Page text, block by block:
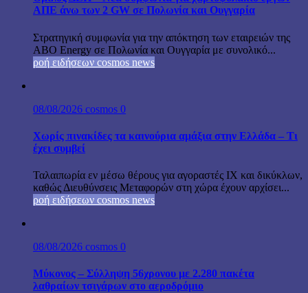
ΑΠΕ άνω των 2 GW σε Πολωνία και Ουγγαρία
Στρατηγική συμφωνία για την απόκτηση των εταιρειών της
ABO Energy σε Πολωνία και Ουγγαρία με συνολικό...
ροή ειδήσεων cosmos news
08/08/2026 cosmos 0
Χωρίς πινακίδες τα καινούρια αμάξια στην Ελλάδα – Τι
έχει συμβεί
Ταλαιπωρία εν μέσω θέρους για αγοραστές ΙΧ και δικύκλων,
καθώς Διευθύνσεις Μεταφορών στη χώρα έχουν αρχίσει...
ροή ειδήσεων cosmos news
08/08/2026 cosmos 0
Μύκονος – Σύλληψη 56χρονου με 2.280 πακέτα
λαθραίων τσιγάρων στο αεροδρόμιο